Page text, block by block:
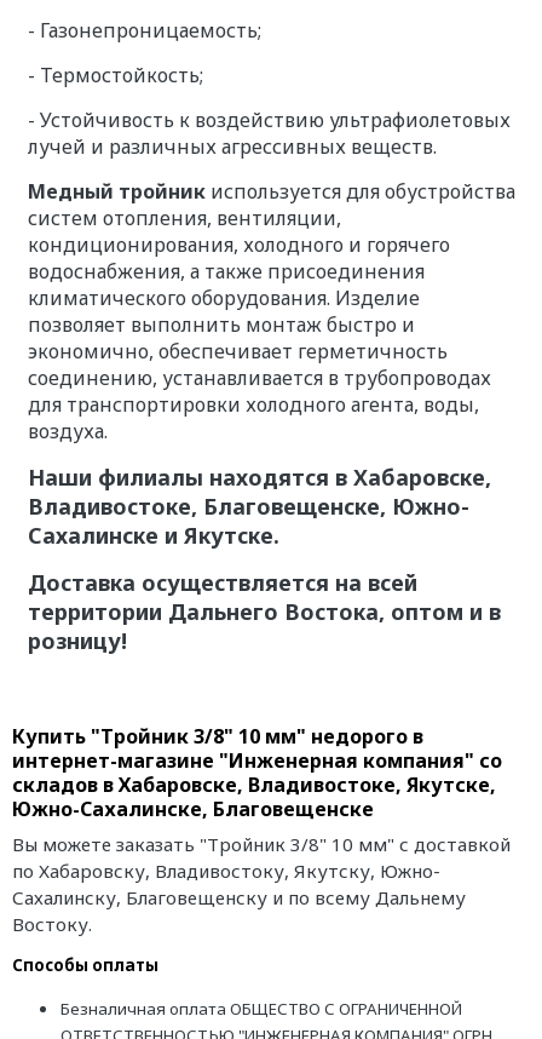
- Газонепроницаемость;
- Термостойкость;
- Устойчивость к воздействию ультрафиолетовых
лучей и различных агрессивных веществ.
Медный тройникиспользуется для обустройства
систем отопления, вентиляции,
кондиционирования, холодного и горячего
водоснабжения, а также присоединения
климатического оборудования. Изделие
позволяет выполнить монтаж быстро и
экономично, обеспечивает герметичность
соединению, устанавливается в трубопроводах
для транспортировки холодного агента, воды,
воздуха.
Наши филиалы находятся в Хабаровске,
Владивостоке, Благовещенске, Южно-
Сахалинске и Якутске.
Доставка осуществляется на всей
территории Дальнего Востока, оптом и в
розницу!
Купить "Тройник 3/8" 10 мм" недорого в
интернет-магазине "Инженерная компания" со
складов в Хабаровске, Владивостоке, Якутске,
Южно-Сахалинске, Благовещенске
Вы можете заказать "Тройник 3/8" 10 мм" с доставкой
по Хабаровску, Владивостоку, Якутску, Южно-
Сахалинску, Благовещенску и по всему Дальнему
Востоку.
Способы оплаты
Безналичная оплата ОБЩЕСТВО С ОГРАНИЧЕННОЙ